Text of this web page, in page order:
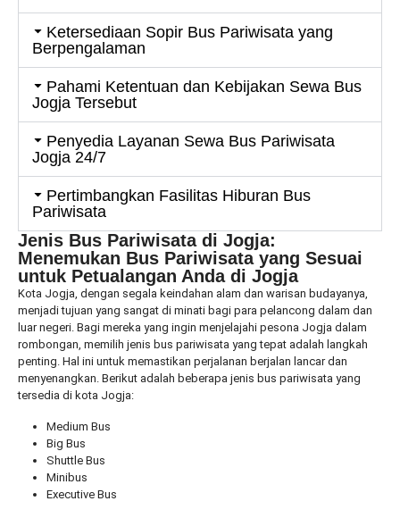
Ketersediaan Sopir Bus Pariwisata yang
Berpengalaman
Pahami Ketentuan dan Kebijakan Sewa Bus
Jogja Tersebut
Penyedia Layanan Sewa Bus Pariwisata
Jogja 24/7
Pertimbangkan Fasilitas Hiburan Bus
Pariwisata
Jenis Bus Pariwisata di Jogja:
Menemukan Bus Pariwisata yang Sesuai
untuk Petualangan Anda di Jogja
Kota Jogja, dengan segala keindahan alam dan warisan budayanya,
menjadi tujuan yang sangat di minati bagi para pelancong dalam dan
luar negeri. Bagi mereka yang ingin menjelajahi pesona Jogja dalam
rombongan, memilih jenis bus pariwisata yang tepat adalah langkah
penting. Hal ini untuk memastikan perjalanan berjalan lancar dan
menyenangkan. Berikut adalah beberapa jenis bus pariwisata yang
tersedia di kota Jogja:
Medium Bus
Big Bus
Shuttle Bus
Minibus
Executive Bus